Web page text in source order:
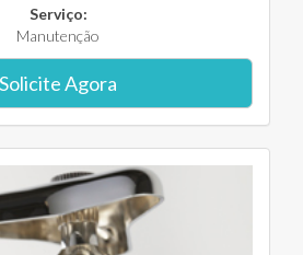
Serviço:
Manutenção
Solicite Agora